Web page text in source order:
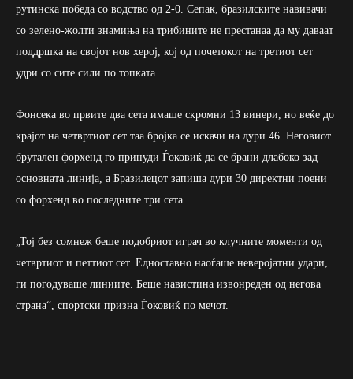
рутинска победа со водство од 2-0. Сепак, бразилските навивачи
со зелено-жолти знамиња на трибините не престанаа да му даваат
поддршка на својот нов херој, кој од почетокот на третиот сет
удри со сите сили по топката.
Фонсека во првите два сета имаше скромни 13 винери, но веќе до
крајот на четвртиот сет таа бројка се искачи на дури 46. Неговиот
брутален форхенд го принуди Ѓоковиќ да се брани длабоко зад
основната линија, а Бразилецот запиша дури 30 директни поени
со форхенд во последните три сета.
„Тој без сомнеж беше подобриот играч во клучните моменти од
четвртиот и петтиот сет. Едноставно наоѓаше неверојатни удари,
ги погодуваше линиите. Беше навистина извонреден од негова
страна“, спортски призна Ѓоковиќ по мечот.